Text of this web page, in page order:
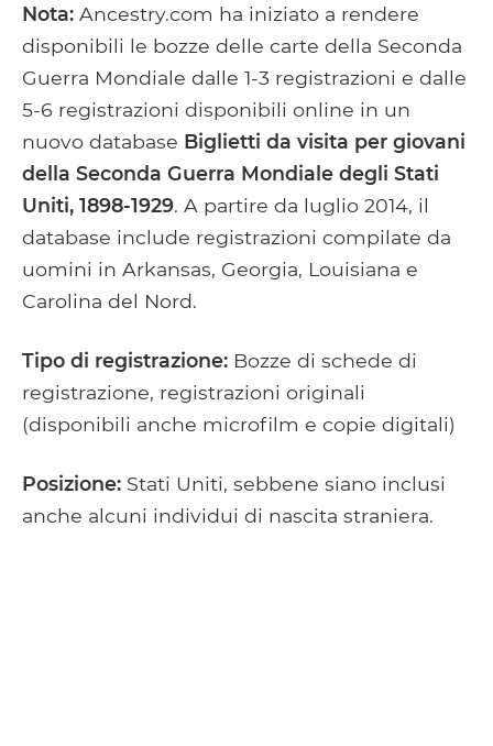
Nota: Ancestry.com ha iniziato a rendere
disponibili le bozze delle carte della Seconda
Guerra Mondiale dalle 1-3 registrazioni e dalle
5-6 registrazioni disponibili online in un
nuovo database Biglietti da visita per giovani
della Seconda Guerra Mondiale degli Stati
Uniti, 1898-1929. A partire da luglio 2014, il
database include registrazioni compilate da
uomini in Arkansas, Georgia, Louisiana e
Carolina del Nord.
Tipo di registrazione: Bozze di schede di
registrazione, registrazioni originali
(disponibili anche microfilm e copie digitali)
Posizione: Stati Uniti, sebbene siano inclusi
anche alcuni individui di nascita straniera.